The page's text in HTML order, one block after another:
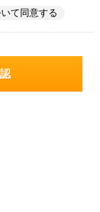
て同意する